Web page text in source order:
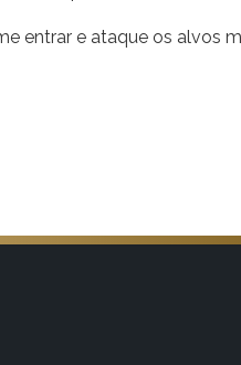
entrar e ataque os alvos